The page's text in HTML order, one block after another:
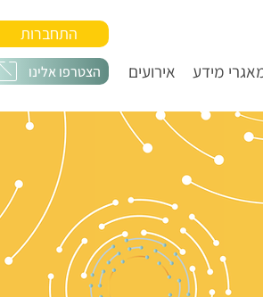
התחברות
הצטרפו אלינו מידע אירועים